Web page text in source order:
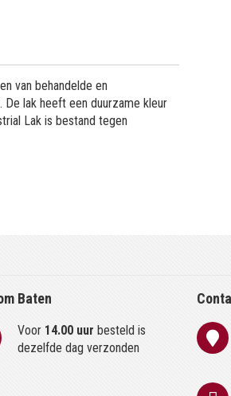
van behandelde en
De lak heeft een duurzame kleur
Lak is bestand tegen
Baten
Voor 14.00 uur besteld is
dezelfde dag verzonden